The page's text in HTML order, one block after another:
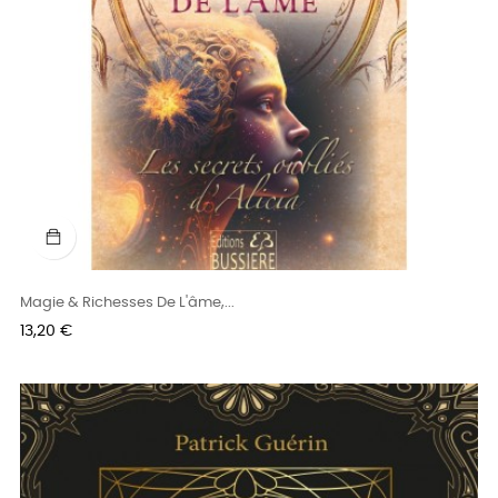
Magie & Richesses De L'âme,...
Prix
13,20 €